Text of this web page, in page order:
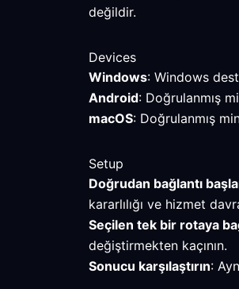
değildir.
Devices
Windows: Windows
Android: Doğrulanmış
macOS: Doğrulanmış
Setup
Doğrudan bağlantı
kararlılığı ve hizmet
Seçilen tek bir rotaya
değiştirmekten kaçının.
Sonucu karşılaştırın: